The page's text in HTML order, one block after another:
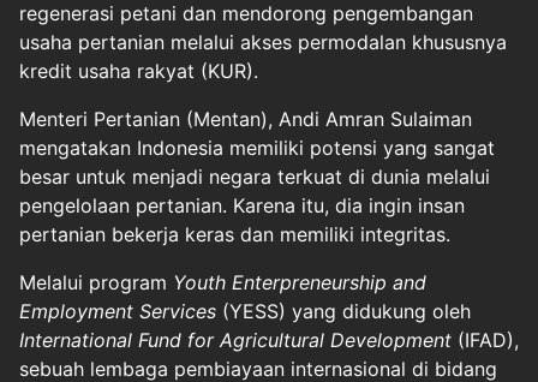
regenerasi petani dan mendorong pengembangan
usaha pertanian melalui akses permodalan khususnya
kredit usaha rakyat (KUR).
Menteri Pertanian (Mentan), Andi Amran Sulaiman
mengatakan Indonesia memiliki potensi yang sangat
besar untuk menjadi negara terkuat di dunia melalui
pengelolaan pertanian. Karena itu, dia ingin insan
pertanian bekerja keras dan memiliki integritas.
Melalui program Youth Enterpreneurship and
Employment Services (YESS) yang didukung oleh
International Fund for Agricultural Development (IFAD),
sebuah lembaga pembiayaan internasional di bidang